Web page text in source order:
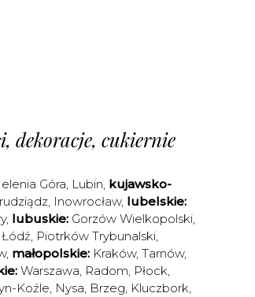
dekoracje, cukiernie
Góra, Lubin, kujawsko-
, Inowrocław, lubelskie:
, lubuskie: Gorzów Wielkopolski,
Łódź, Piotrków Trybunalski,
, małopolskie: Kraków, Tarnów,
Warszawa, Radom, Płock,
Koźle, Nysa, Brzeg, Kluczbork,